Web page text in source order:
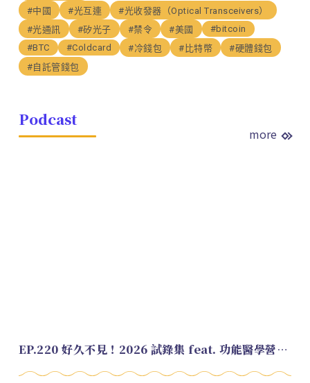
#中國
#光互連
#光收發器（Optical Transceivers）
#光通訊
#矽光子 #禁令 #美國
#bitcoin
#BTC
#Coldcard #冷錢包 #比特幣
#硬體錢包
#自託管錢包
Podcast
more
EP.220 好久不見！2026 試錄集 feat. 功能醫學營養師 美寶